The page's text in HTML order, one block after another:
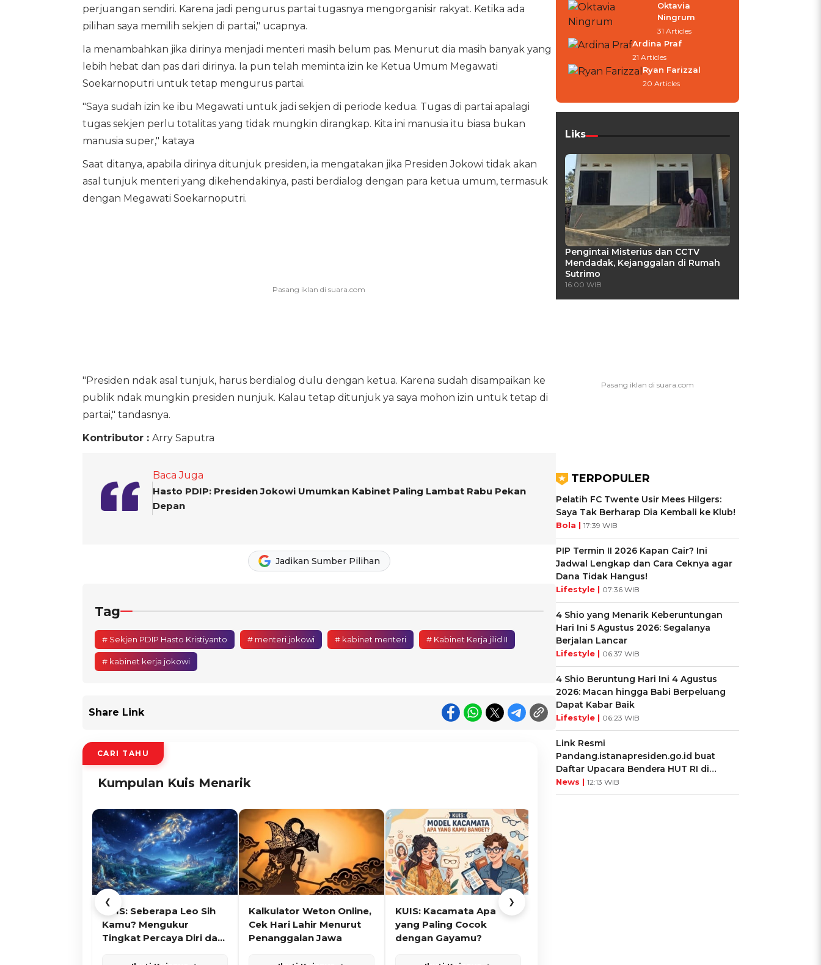
perjuangan sendiri. Karena jadi pengurus partai tugasnya mengorganisir rakyat. Ketika ada
pilihan saya memilih sekjen di partai," ucapnya.
Ia menambahkan jika dirinya menjadi menteri masih belum pas. Menurut dia masih banyak yang
lebih hebat dan pas dari dirinya. Ia pun telah meminta izin ke Ketua Umum Megawati
Soekarnoputri untuk tetap mengurus partai.
"Saya sudah izin ke ibu Megawati untuk jadi sekjen di periode kedua. Tugas di partai apalagi
tugas sekjen perlu totalitas yang tidak mungkin dirangkap. Kita ini manusia itu biasa bukan
manusia super," kataya
Saat ditanya, apabila dirinya ditunjuk presiden, ia mengatakan jika Presiden Jokowi tidak akan
asal tunjuk menteri yang dikehendakinya, pasti berdialog dengan para ketua umum, termasuk
dengan Megawati Soekarnoputri.
"Presiden ndak asal tunjuk, harus berdialog dulu dengan ketua. Karena sudah disampaikan ke
publik ndak mungkin presiden nunjuk. Kalau tetap ditunjuk ya saya mohon izin untuk tetap di
partai," tandasnya.
Kontributor : Arry Saputra
Baca Juga
Hasto PDIP: Presiden Jokowi Umumkan Kabinet Paling Lambat Rabu Pekan
Depan
Jadikan Sumber Pilihan
Tag
# Sekjen PDIP Hasto Kristiyanto # menteri jokowi # kabinet menteri # Kabinet Kerja jilid II
# kabinet kerja jokowi
Share Link
CARI TAHU
Kumpulan Kuis Menarik
❮
KUIS: Seberapa Leo Sih
Kamu? Mengukur
Tingkat Percaya Diri dan
Kalkulator Weton Online,
Cek Hari Lahir Menurut
Penanggalan Jawa
KUIS: Kacamata Apa
yang Paling Cocok
dengan Gayamu?
❯
Oktavia
Ningrum
31 Articles
Ardina Praf
21 Articles
Ryan Farizzal
20 Articles
Liks
Pengintai Misterius dan CCTV
Mendadak, Kejanggalan di Rumah
Sutrimo
16:00 WIB
TERPOPULER
Pelatih FC Twente Usir Mees Hilgers:
Saya Tak Berharap Dia Kembali ke Klub!
Bola | 17:39 WIB
PIP Termin II 2026 Kapan Cair? Ini
Jadwal Lengkap dan Cara Ceknya agar
Dana Tidak Hangus!
Lifestyle | 07:36 WIB
4 Shio yang Menarik Keberuntungan
Hari Ini 5 Agustus 2026: Segalanya
Berjalan Lancar
Lifestyle | 06:37 WIB
4 Shio Beruntung Hari Ini 4 Agustus
2026: Macan hingga Babi Berpeluang
Dapat Kabar Baik
Lifestyle | 06:23 WIB
Link Resmi
Pandang.istanapresiden.go.id buat
Daftar Upacara Bendera HUT RI di
Istana Negara
News | 12:13 WIB